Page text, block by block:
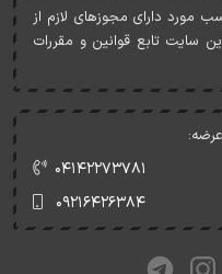
مورد دارای مجوزهای لازم از
سايت تابع قوانين و مقررات
۰۴۱۴۲۲۷۳۷۸۱
۰۹۲۱۶۴۲۶۳۸۴